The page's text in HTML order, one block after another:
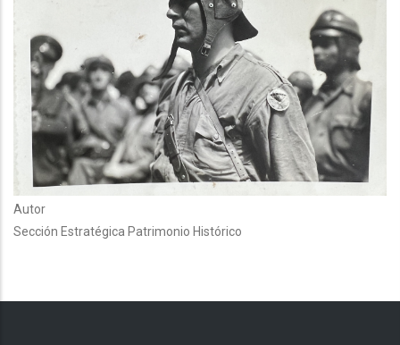
Autor
Sección Estratégica Patrimonio Histórico